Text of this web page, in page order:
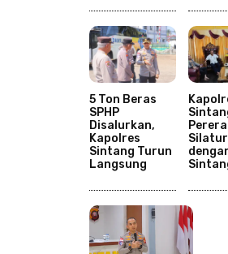
5 Ton Beras
SPHP
Disalurkan,
Kapolres
Sintang Turun
Langsung